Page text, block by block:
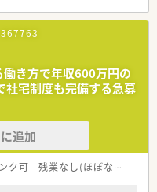
367763
働き方で年収600万円の
社宅制度も完備する急募
追加
ク可 残業なし(ほぼなし含む)